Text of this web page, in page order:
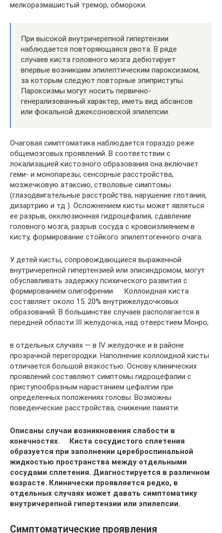
мелкоразмашистый тремор, обмороки.
При высокой внутричерепной гипертензии
наблюдается повторяющаяся рвота. В ряде
случаев киста головного мозга дебютирует
впервые возникшим эпилептическим пароксизмом,
за которым следуют повторные эпиприступы.
Пароксизмы могут носить первично-
генерализованный характер, иметь вид абсансов
или фокальной джексоновской эпилепсии.
Очаговая симптоматика наблюдается гораздо реже
общемозговых проявлений. В соответствии с
локализацией кистозного образования она включает
геми- и монопарезы, сенсорные расстройства,
мозжечковую атаксию, стволовые симптомы
(глазодвигательные расстройства, нарушение глотания,
дизартрию и тд ). Осложнением кисты может являться
ее разрыв, окклюзионная гидроцефалия, сдавление
головного мозга, разрыв сосуда с кровоизлиянием в
кисту, формирование стойкого эпилептогенного очага.
У детей кисты, сопровождающиеся выраженной
внутричерепной гипертензией или эписиндромом, могут
обуславливать задержку психического развития с
формированием олигофрении. Коллоидная киста
составляет около 15. 20% внутрижелудочковых
образований. В большинстве случаев располагается в
передней области III желудочка, над отверстием Монро;
в отдельных случаях — в IV желудочке и в районе
прозрачной перегородки. Наполнение коллоидной кисты
отличается большой вязкостью. Основу клинических
проявлений составляют симптомы гидроцефалии с
приступообразным нарастанием цефалгии при
определенных положениях головы. Возможны
поведенческие расстройства, снижение памяти.
Описаны случаи возникновения слабости в
конечностях. Киста сосудистого сплетения
образуется при заполнении цереброспинальной
жидкостью пространства между отдельными
сосудами сплетения. Диагностируется в различном
возрасте. Клинически проявляется редко, в
отдельных случаях может давать симптоматику
внутричерепной гипертензии или эпилепсии.
Симптоматические проявления